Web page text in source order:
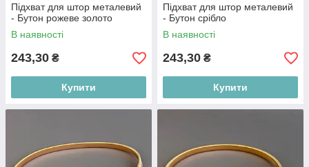
Підхват для штор металевий
- Бутон рожеве золото
В наявності
243,30 ₴
Купити
Підхват для штор металевий
- Бутон срібло
В наявності
243,30 ₴
Купити